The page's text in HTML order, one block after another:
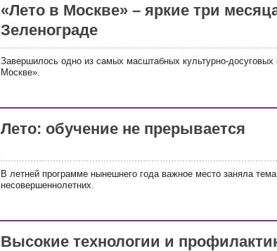
«Лето в Москве» – яркие три
Зеленограде
Завершилось одно из самых масштабных культурно-досуговых
Москве».
Лето: обучение не прерывается
В летней программе нынешнего года важное место заняла
несовершеннолетних.
Высокие технологии и